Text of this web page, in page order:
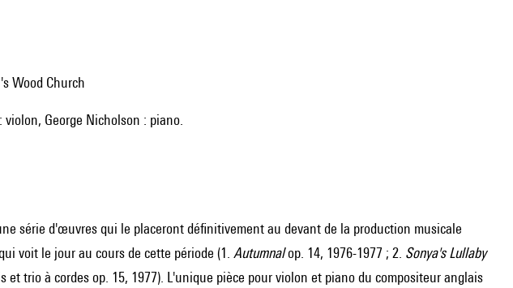
Wood Church
violon, George Nicholson : piano.
série d'œuvres qui le placeront définitivement au devant de la production musicale
voit le jour au cours de cette période (1. Autumnalop. 14, 1976-1977 ; 2. Sonya's Lullaby
et trio à cordes op. 15, 1977). L'unique pièce pour violon et piano du compositeur anglais